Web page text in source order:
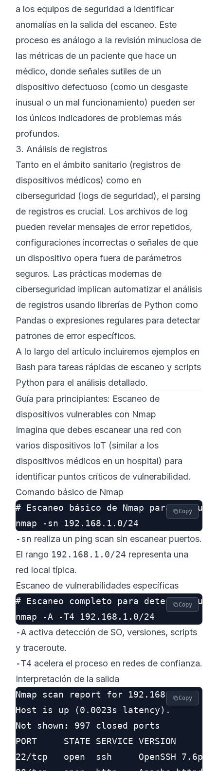
a los equipos de seguridad a identificar
anomalías en la salida del escaneo. Este
proceso es análogo a la revisión minuciosa de
las métricas de un paciente que hace un
médico, donde señales sutiles de un
dispositivo defectuoso (como un desgaste
inusual o un mal funcionamiento) pueden ser
los únicos indicadores de problemas más
profundos.
3. Análisis de registros
Tanto en el ámbito sanitario (registros de
dispositivos médicos) como en
ciberseguridad (logs de seguridad), el parsing
de registros es crucial. Los archivos de log
pueden revelar mensajes de error repetidos,
configuraciones incorrectas o señales de que
un dispositivo opera fuera de parámetros
seguros. Las prácticas modernas de
ciberseguridad implican automatizar el análisis
de registros usando librerías de Python como
Pandas o expresiones regulares para detectar
patrones de error específicos.
A lo largo del artículo incluiremos ejemplos en
Bash para tareas rápidas de escaneo y scripts
Python para el análisis detallado.
Guía para principiantes: Escaneo de
dispositivos vulnerables con Nmap
Imagina que debes escanear una red con
varios dispositivos IoT (similar a los
dispositivos médicos en un hospital) para
identificar puntos críticos de vulnerabilidad.
Comando básico de Nmap
# Escaneo básico de Nmap para Copy
-sn realiza un ping scan sin escanear puertos.
El rango 192.168.1.0/24 representa una
red local típica.
Escaneo de vulnerabilidades específicas
# Escaneo completo para detectar
Copy
-A activa detección de SO, versiones, scripts
y traceroute.
-T4 acelera el proceso en redes de confianza.
Interpretación de la salida
Nmap scan report for 192.168.1.10
Host is up (0.0023s latency).
Not shown: 997 closed ports
PORT     STATE SERVICE VERSION
22/tcp   open  ssh     OpenSSH
Copy